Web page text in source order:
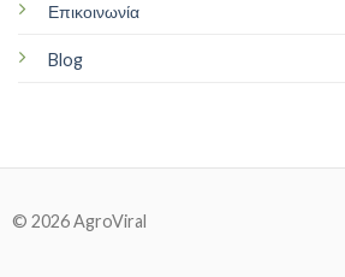
Επικοινωνία
Blog
© 2026 AgroViral